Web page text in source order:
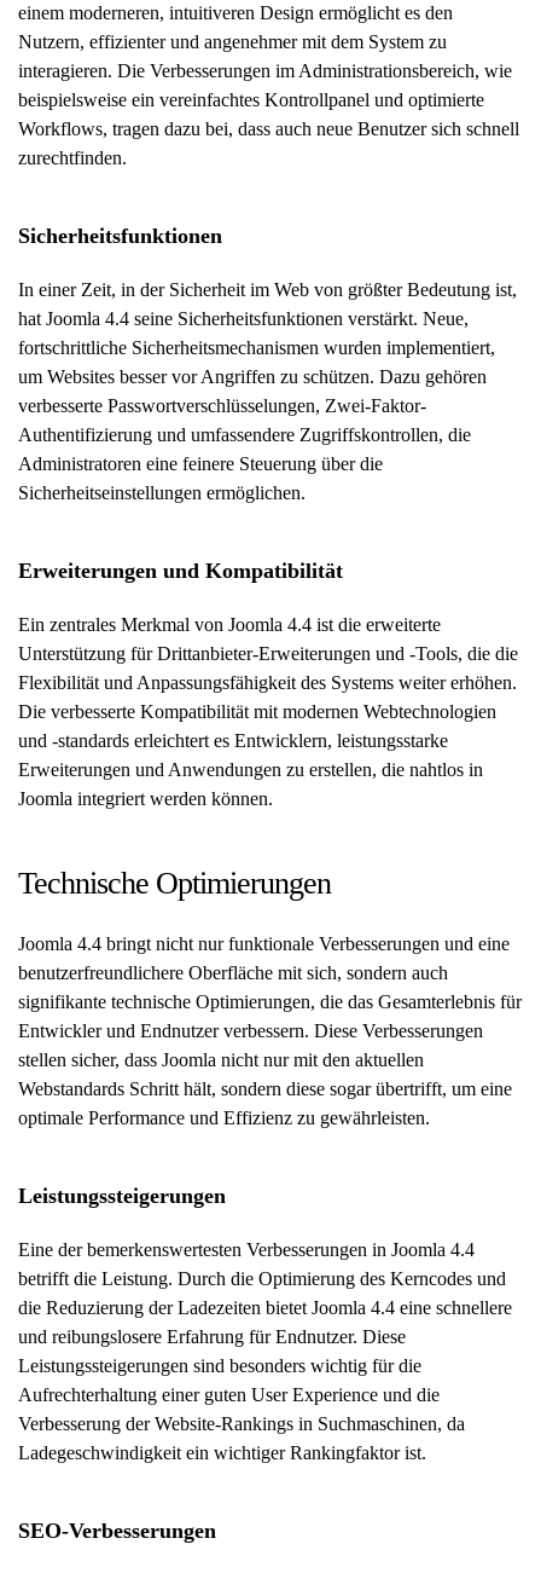
einem moderneren, intuitiveren Design ermöglicht es den
Nutzern, effizienter und angenehmer mit dem System zu
interagieren. Die Verbesserungen im Administrationsbereich, wie
beispielsweise ein vereinfachtes Kontrollpanel und optimierte
Workflows, tragen dazu bei, dass auch neue Benutzer sich schnell
zurechtfinden.
Sicherheitsfunktionen
In einer Zeit, in der Sicherheit im Web von größter Bedeutung ist,
hat Joomla 4.4 seine Sicherheitsfunktionen verstärkt. Neue,
fortschrittliche Sicherheitsmechanismen wurden implementiert,
um Websites besser vor Angriffen zu schützen. Dazu gehören
verbesserte Passwortverschlüsselungen, Zwei-Faktor-
Authentifizierung und umfassendere Zugriffskontrollen, die
Administratoren eine feinere Steuerung über die
Sicherheitseinstellungen ermöglichen.
Erweiterungen und Kompatibilität
Ein zentrales Merkmal von Joomla 4.4 ist die erweiterte
Unterstützung für Drittanbieter-Erweiterungen und -Tools, die die
Flexibilität und Anpassungsfähigkeit des Systems weiter erhöhen.
Die verbesserte Kompatibilität mit modernen Webtechnologien
und -standards erleichtert es Entwicklern, leistungsstarke
Erweiterungen und Anwendungen zu erstellen, die nahtlos in
Joomla integriert werden können.
Technische Optimierungen
Joomla 4.4 bringt nicht nur funktionale Verbesserungen und eine
benutzerfreundlichere Oberfläche mit sich, sondern auch
signifikante technische Optimierungen, die das Gesamterlebnis für
Entwickler und Endnutzer verbessern. Diese Verbesserungen
stellen sicher, dass Joomla nicht nur mit den aktuellen
Webstandards Schritt hält, sondern diese sogar übertrifft, um eine
optimale Performance und Effizienz zu gewährleisten.
Leistungssteigerungen
Eine der bemerkenswertesten Verbesserungen in Joomla 4.4
betrifft die Leistung. Durch die Optimierung des Kerncodes und
die Reduzierung der Ladezeiten bietet Joomla 4.4 eine schnellere
und reibungslosere Erfahrung für Endnutzer. Diese
Leistungssteigerungen sind besonders wichtig für die
Aufrechterhaltung einer guten User Experience und die
Verbesserung der Website-Rankings in Suchmaschinen, da
Ladegeschwindigkeit ein wichtiger Rankingfaktor ist.
SEO-Verbesserungen